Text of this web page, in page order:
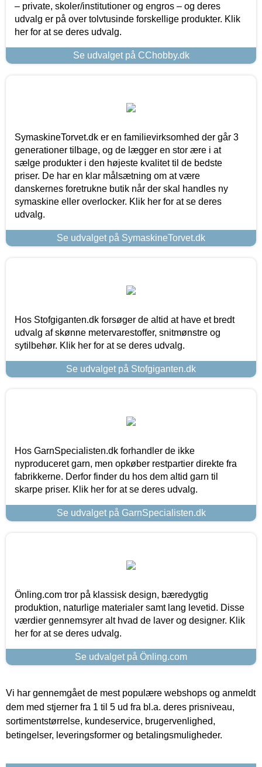
– private, skoler/institutioner og engros – og deres
udvalg er på over tolvtusinde forskellige produkter. Klik
her for at se deres udvalg.
Se udvalget på CChobby.dk
SymaskineTorvet.dk er en familievirksomhed der går 3
generationer tilbage, og de lægger en stor ære i at
sælge produkter i den højeste kvalitet til de bedste
priser. De har en klar målsætning om at være
danskernes foretrukne butik når der skal handles ny
symaskine eller overlocker. Klik her for at se deres
udvalg.
Se udvalget på SymaskineTorvet.dk
Hos Stofgiganten.dk forsøger de altid at have et bredt
udvalg af skønne metervarestoffer, snitmønstre og
sytilbehør. Klik her for at se deres udvalg.
Se udvalget på Stofgiganten.dk
Hos GarnSpecialisten.dk forhandler de ikke
nyproduceret garn, men opkøber restpartier direkte fra
fabrikkerne. Derfor finder du hos dem altid garn til
skarpe priser. Klik her for at se deres udvalg.
Se udvalget på GarnSpecialisten.dk
Önling.com tror på klassisk design, bæredygtig
produktion, naturlige materialer samt lang levetid. Disse
værdier gennemsyrer alt hvad de laver og designer. Klik
her for at se deres udvalg.
Se udvalget på Önling.com
Vi har gennemgået de mest populære webshops og anmeldt
dem med stjerner fra 1 til 5 ud fra bl.a. deres prisniveau,
sortimentstørrelse, kundeservice, brugervenlighed,
betingelser, leveringsformer og betalingsmuligheder.